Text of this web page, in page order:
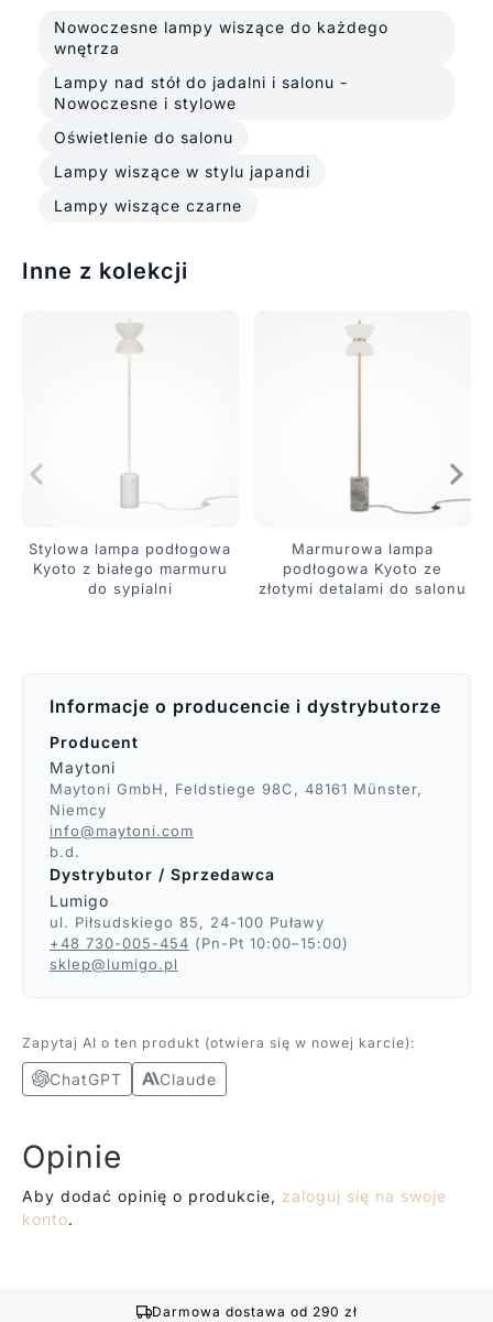
Nowoczesne lampy wiszące do każdego
wnętrza
Lampy nad stół do jadalni i salonu -
Nowoczesne i stylowe
Oświetlenie do salonu
Lampy wiszące w stylu japandi
Lampy wiszące czarne
Inne z kolekcji
Stylowa lampa podłogowa
Kyoto z białego marmuru
do sypialni
Marmurowa lampa
podłogowa Kyoto ze
złotymi detalami do salonu
Informacje o producencie i dystrybutorze
Producent
Maytoni
Maytoni GmbH, Feldstiege 98C, 48161 Münster,
Niemcy
info@maytoni.com
b.d.
Dystrybutor / Sprzedawca
Lumigo
ul. Piłsudskiego 85, 24-100 Puławy
+48 730-005-454 (Pn-Pt 10:00–15:00)
sklep@lumigo.pl
Zapytaj AI o ten produkt (otwiera się w nowej karcie):
ChatGPT Claude
Opinie
Aby dodać opinię o produkcie, zaloguj się na swoje
konto.
Darmowa dostawa od 290 zł